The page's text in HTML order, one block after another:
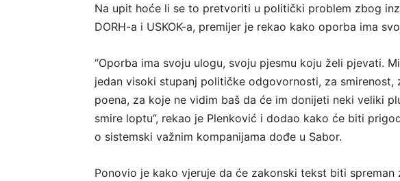
Na upit hoće li se to pretvoriti u politički problem zbog
DORH-a i USKOK-a, premijer je rekao kako oporba ima
“Oporba ima svoju ulogu, svoju pjesmu koju želi pjevati.
jedan visoki stupanj političke odgovornosti, za smirenost,
poena, za koje ne vidim baš da će im donijeti neki veliki
smire loptu”, rekao je Plenković i dodao kako će biti
o sistemski važnim kompanijama dođe u Sabor.
Ponovio je kako vjeruje da će zakonski tekst biti spreman